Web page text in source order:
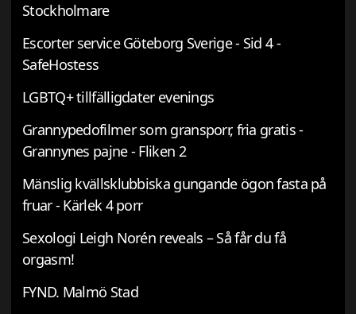
Stockholmare
Escorter service Göteborg Sverige - Sid 4 -
SafeHostess
LGBTQ+ tillfälligdater evenings
Grannypedofilmer som gransporr, fria gratis -
Grannynes pajne - Fliken 2
Mänslig kvällsklubbiska gungande ögon fasta på
fruar - Kärlek 4 porr
Sexologi Leigh Norén reveals – Så får du få
orgasm!
FYND. Malmö Stad